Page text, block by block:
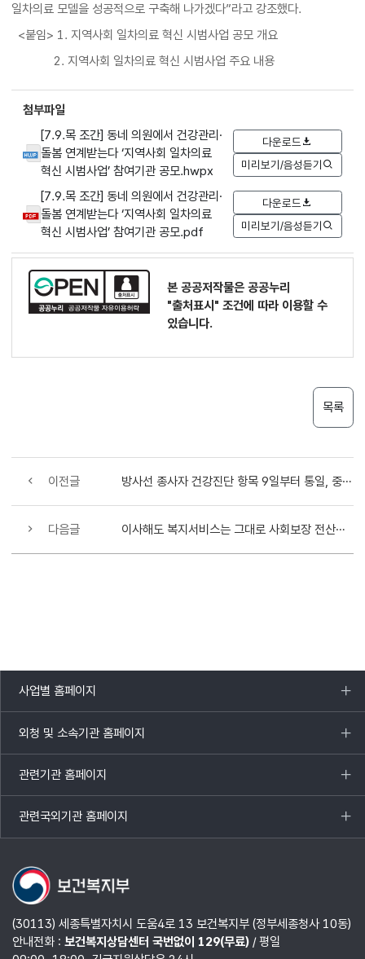
일차의료 모델을 성공적으로 구축해 나가겠다”라고 강조했다.
<붙임> 1. 지역사회 일차의료 혁신 시범사업 공모 개요
2. 지역사회 일차의료 혁신 시범사업 주요 내용
첨부파일
[7.9.목 조간] 동네 의원에서 건강관리·
돌봄 연계받는다 ‘지역사회 일차의료
혁신 시범사업’ 참여기관 공모.hwpx
다운로드
미리보기/음성듣기
[7.9.목 조간] 동네 의원에서 건강관리·
돌봄 연계받는다 ‘지역사회 일차의료
혁신 시범사업’ 참여기관 공모.pdf
다운로드
미리보기/음성듣기
본 공공저작물은 공공누리
"출처표시" 조건에 따라 이용할 수
있습니다.
목록
이전글 방사선 종사자 건강진단 항목 9일부터 통일, 중복검사 없앤다
다음글 이사해도 복지서비스는 그대로 사회보장 전산관리번호 7월 9일 개편·시행
사업별 홈페이지
목록
열기
외청 및 소속기관 홈페이지
목록
열기
관련기관 홈페이지
목록
열기
관련국외기관 홈페이지
목록
열기
(30113) 세종특별자치시 도움4로 13 보건복지부 (정부세종청사 10동)
안내전화 : 보건복지상담센터 국번없이 129(무료)/ 평일